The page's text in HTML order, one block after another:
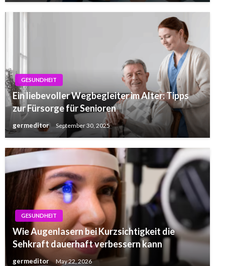
GESUNDHEIT
Ein liebevoller Wegbegleiter im Alter: Tipps
zur Fürsorge für Senioren
germeditor September 30, 2025
GESUNDHEIT
Wie Augenlasern bei Kurzsichtigkeit die
Sehkraft dauerhaft verbessern kann
germeditor May 22, 2026